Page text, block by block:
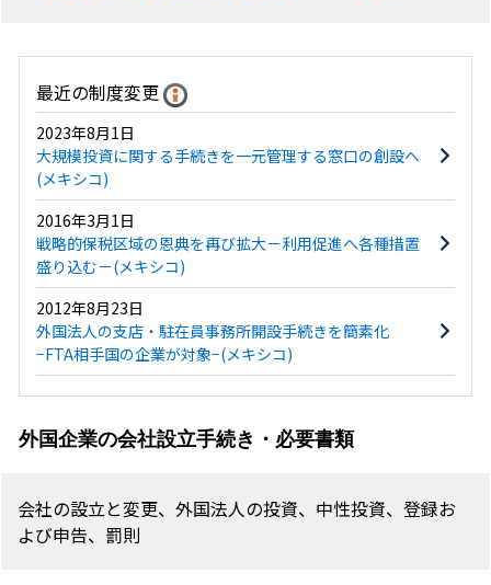
最近の制度変更
2023年8月1日
大規模投資に関する手続きを一元管理する窓口の創設へ
(メキシコ)
2016年3月1日
戦略的保税区域の恩典を再び拡大－利用促進へ各種措置
盛り込む－(メキシコ)
2012年8月23日
外国法人の支店・駐在員事務所開設手続きを簡素化
−FTA相手国の企業が対象−(メキシコ)
外国企業の会社設立手続き・必要書類
会社の設立と変更、外国法人の投資、中性投資、登録お
よび申告、罰則